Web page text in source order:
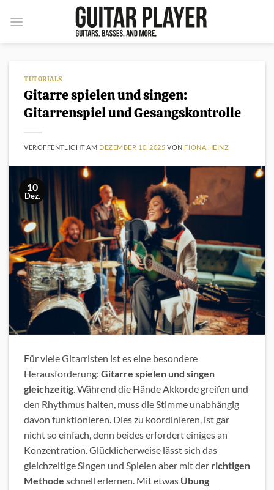
Inhalt
TUTORIALS
Gitarre spielen und singen:
Gitarrenspiel und Gesangskontrolle
VERÖFFENTLICHT AM DEZEMBER 10, 2025 VON FIONA HEINZ
10
Dez.
Für viele Gitarristen ist es eine besondere
Herausforderung: Gitarre spielen und singen
gleichzeitig. Während die Hände Akkorde greifen und
den Rhythmus halten, muss die Stimme unabhängig
davon funktionieren. Dies zu koordinieren, ist gar
nicht so einfach, denn beides erfordert einiges an
Konzentration. Glücklicherweise lässt sich das
gleichzeitige Singen und Spielen aber mit der richtigen
Methode schnell erlernen. Mit etwas Übung